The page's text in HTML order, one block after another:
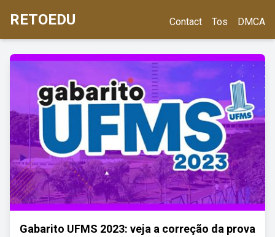
RETOEDU Contact Tos DMCA
Gabarito UFMS 2023: veja a correção da prova